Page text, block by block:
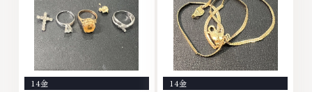
貴金属・宝石・ダイヤモンド・ジ
ュエリーや ブランド品・時計等
は特に自信を持って、高額査定を
実現しております。 古くて使わ
なくなってしまったアクセサリ
ー、動かなくなってしまった腕時
計、多くのお品物の高価買取りを
ヤモンド・ジュエリーや ブラン
ド品・時計等は特に自信を持っ
て、高額査定を実現しておりま
す。 古くて使わなくなってしま
ったアクセサリー、動かなくなっ
てしまった腕時計、多くのお品物
の高価買取りを実現しており、他
14金 14金